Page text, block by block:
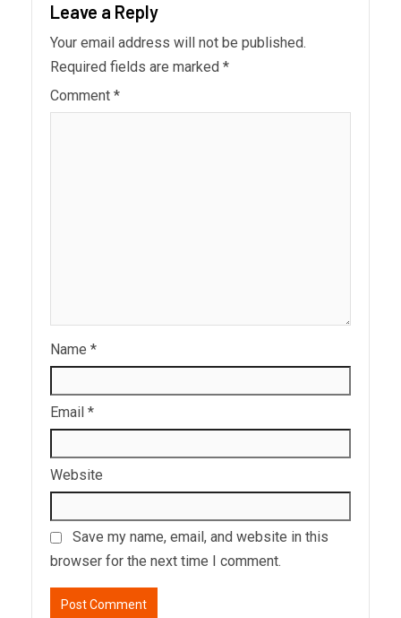
Leave a Reply
Your email address will not be published.
Required fields are marked *
Comment *
Name *
Email *
Website
Save my name, email, and website in this
browser for the next time I comment.